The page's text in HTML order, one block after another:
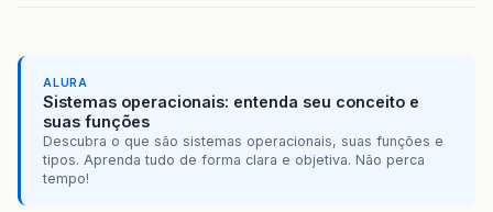
ALURA
Sistemas operacionais: entenda seu conceito e
suas funções
Descubra o que são sistemas operacionais, suas funções e
tipos. Aprenda tudo de forma clara e objetiva. Não perca
tempo!